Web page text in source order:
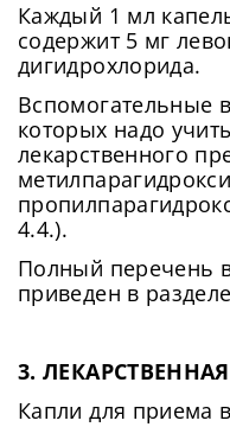
Каждый 1 мл
содержит 5 мг
дигидрохлорида.
Вспомогательные
которых надо
лекарственного
4.4.).
Полный перечень
приведен в
3.
Капли для приема